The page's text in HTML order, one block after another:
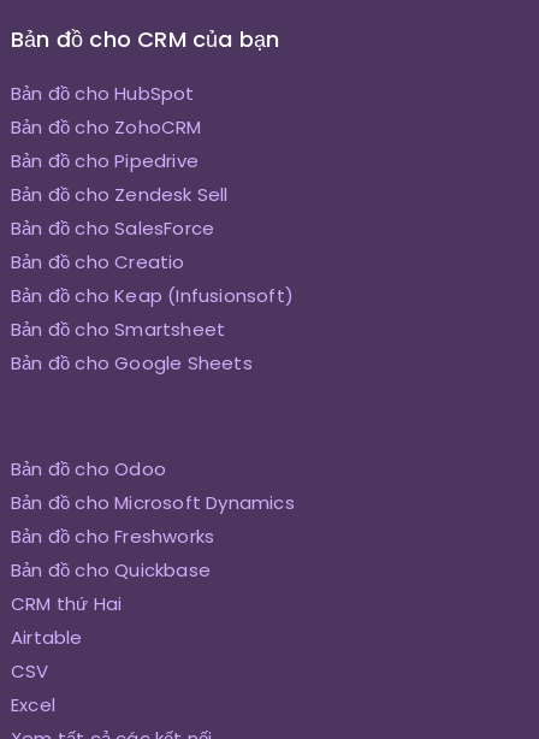
Bản đồ cho CRM của bạn
Bản đồ cho HubSpot
Bản đồ cho ZohoCRM
Bản đồ cho Pipedrive
Bản đồ cho Zendesk Sell
Bản đồ cho SalesForce
Bản đồ cho Creatio
Bản đồ cho Keap (Infusionsoft)
Bản đồ cho Smartsheet
Bản đồ cho Google Sheets
Bản đồ cho Odoo
Bản đồ cho Microsoft Dynamics
Bản đồ cho Freshworks
Bản đồ cho Quickbase
CRM thứ Hai
Airtable
CSV
Excel